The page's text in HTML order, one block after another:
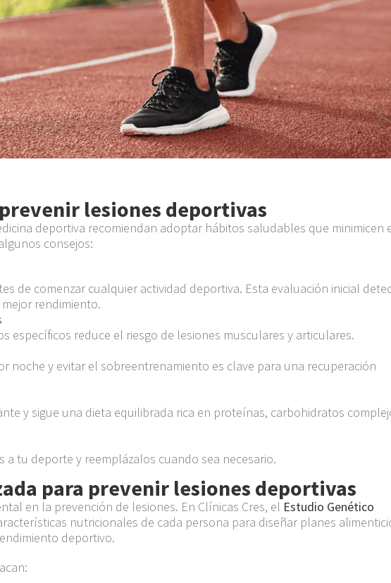
lesiones deportivas
deportiva recomiendan adoptar hábitos saludables que minimicen
consejos:
de comenzar cualquier actividad deportiva. Esta evaluación inicial
rendimiento.
específicos reduce el riesgo de lesiones musculares y articulares.
noche y evitar el sobreentrenamiento es clave para una recuperación
y sigue una dieta equilibrada rica en proteínas, carbohidratos
a tu deporte y reemplázalos cuando sea necesario.
para prevenir lesiones deportivas
en la prevención de lesiones. En Clínicas Cres, el Estudio Genético
nutricionales de cada persona para diseñar planes
deportivo.